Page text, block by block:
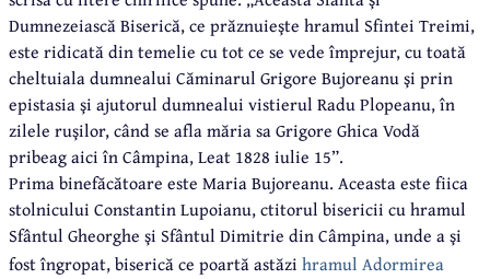
Dumnezeiască Biserică, ce prăznuieşte hramul Sfintei Treimi,
este ridicată din temelie cu tot ce se vede împrejur, cu toată
cheltuiala dumnealui Căminarul Grigore Bujoreanu şi prin
epistasia şi ajutorul dumnealui vistierul Radu Plopeanu, în
zilele ruşilor, când se afla măria sa Grigore Ghica Vodă
pribeag aici în Câmpina, Leat 1828 iulie 15”.
Prima binefăcătoare este Maria Bujoreanu. Aceasta este fiica
stolnicului Constantin Lupoianu, ctitorul bisericii cu hramul
Sfântul Gheorghe şi Sfântul Dimitrie din Câmpina, unde a şi
fost îngropat, biserică ce poartă astăzi hramul Adormirea